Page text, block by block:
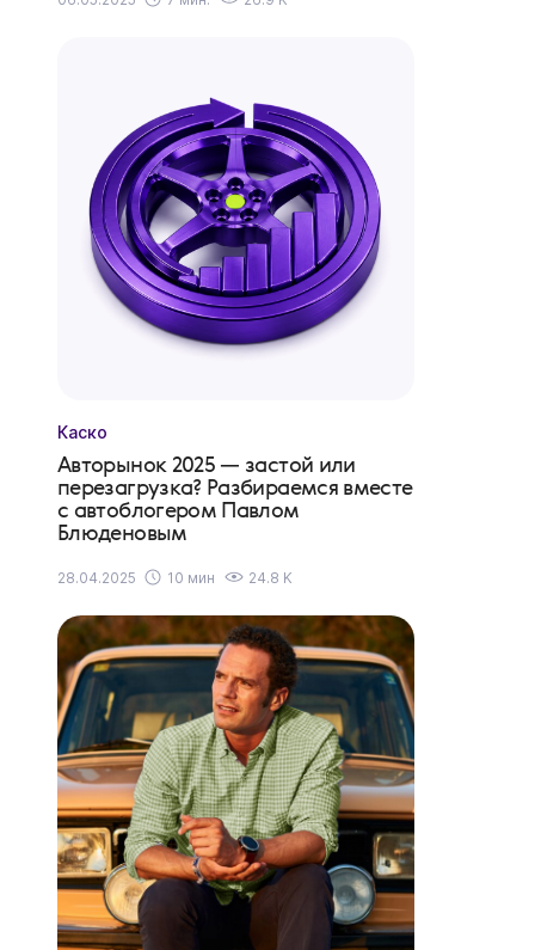
Каско
Авторынок 2025 — застой или
перезагрузка? Разбираемся вместе
с автоблогером Павлом
Блюденовым
28.04.2025 10 мин 24.8 K